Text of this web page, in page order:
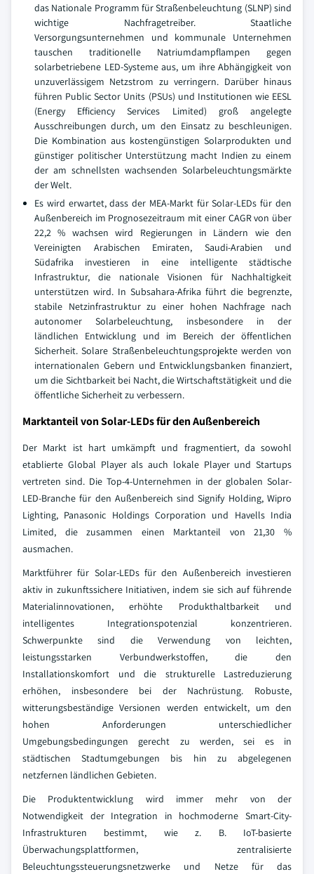
das Nationale Programm für Straßenbeleuchtung (SLNP) sind
wichtige Nachfragetreiber. Staatliche
Versorgungsunternehmen und kommunale Unternehmen
tauschen traditionelle Natriumdampflampen gegen
solarbetriebene LED-Systeme aus, um ihre Abhängigkeit von
unzuverlässigem Netzstrom zu verringern. Darüber hinaus
führen Public Sector Units (PSUs) und Institutionen wie EESL
(Energy Efficiency Services Limited) groß angelegte
Ausschreibungen durch, um den Einsatz zu beschleunigen.
Die Kombination aus kostengünstigen Solarprodukten und
günstiger politischer Unterstützung macht Indien zu einem
der am schnellsten wachsenden Solarbeleuchtungsmärkte
der Welt.
Es wird erwartet, dass der MEA-Markt für Solar-LEDs für den
Außenbereich im Prognosezeitraum mit einer CAGR von über
22,2 % wachsen wird Regierungen in Ländern wie den
Vereinigten Arabischen Emiraten, Saudi-Arabien und
Südafrika investieren in eine intelligente städtische
Infrastruktur, die nationale Visionen für Nachhaltigkeit
unterstützen wird. In Subsahara-Afrika führt die begrenzte,
stabile Netzinfrastruktur zu einer hohen Nachfrage nach
autonomer Solarbeleuchtung, insbesondere in der
ländlichen Entwicklung und im Bereich der öffentlichen
Sicherheit. Solare Straßenbeleuchtungsprojekte werden von
internationalen Gebern und Entwicklungsbanken finanziert,
um die Sichtbarkeit bei Nacht, die Wirtschaftstätigkeit und die
öffentliche Sicherheit zu verbessern.
Marktanteil von Solar-LEDs für den Außenbereich
Der Markt ist hart umkämpft und fragmentiert, da sowohl
etablierte Global Player als auch lokale Player und Startups
vertreten sind. Die Top-4-Unternehmen in der globalen Solar-
LED-Branche für den Außenbereich sind Signify Holding, Wipro
Lighting, Panasonic Holdings Corporation und Havells India
Limited, die zusammen einen Marktanteil von 21,30 %
ausmachen.
Marktführer für Solar-LEDs für den Außenbereich investieren
aktiv in zukunftssichere Initiativen, indem sie sich auf führende
Materialinnovationen, erhöhte Produkthaltbarkeit und
intelligentes Integrationspotenzial konzentrieren.
Schwerpunkte sind die Verwendung von leichten,
leistungsstarken Verbundwerkstoffen, die den
Installationskomfort und die strukturelle Lastreduzierung
erhöhen, insbesondere bei der Nachrüstung. Robuste,
witterungsbeständige Versionen werden entwickelt, um den
hohen Anforderungen unterschiedlicher
Umgebungsbedingungen gerecht zu werden, sei es in
städtischen Stadtumgebungen bis hin zu abgelegenen
netzfernen ländlichen Gebieten.
Die Produktentwicklung wird immer mehr von der
Notwendigkeit der Integration in hochmoderne Smart-City-
Infrastrukturen bestimmt, wie z. B. IoT-basierte
Überwachungsplattformen, zentralisierte
Beleuchtungssteuerungsnetzwerke und Netze für das